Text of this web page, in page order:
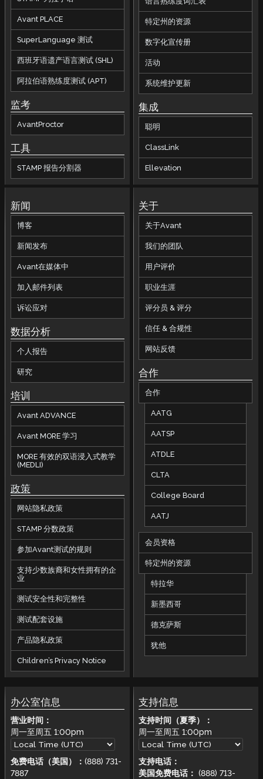
Avant PLACE
SuperLanguage 测试
西班牙语遗产语言测试 (SHL)
阿拉伯语熟练度测试 (APT)
监考
AvantProctor
工具
STAMP 报告分割器
特定州的资源
数字化宣传册
活动
系统维护更新
集成
聪明
ClassLink
Ellevation
新闻
博客
新闻发布
Avant在媒体中
加入邮件列表
诉讼应对
数据分析
个人报告
研究
培训
Avant ADVANCE
Avant MORE 学习
MORE 有效的双语浸入式教学
(MEDLI)
政策
网站隐私政策
STAMP 分数政策
参加Avant测试的规则
支持少数族裔和女性拥有的企
业
测试安全性和完整性
测试配套设施
产品隐私政策
Children’s Privacy Notice
关于
关于Avant
我们的团队
用户评价
职业生涯
评分员 & 评分
信任 & 合规性
网站反馈
合作
合作
AATG
AATSP
ATDLE
CLTA
College Board
AATJ
会员资格
特定州的资源
特拉华
新墨西哥
德克萨斯
犹他
办公室信息
营业时间：
周一至周五 1:00pm
免费电话（美国）： (888) 731-
7887
支持信息
支持时间（夏季）：
周一至周五1:00pm
支持电话：
美国免费电话： (888) 713-